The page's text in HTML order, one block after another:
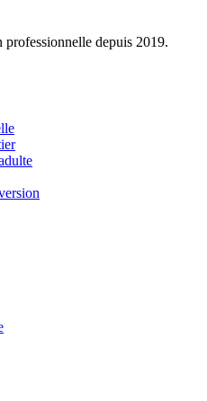
professionnelle depuis 2019.